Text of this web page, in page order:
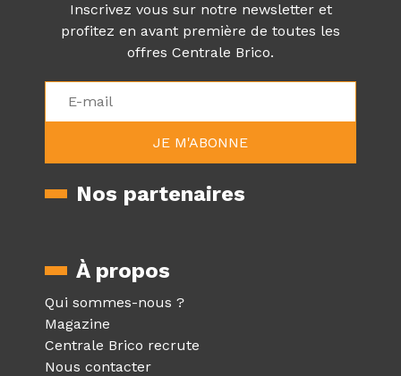
Inscrivez vous sur notre newsletter et
profitez en avant première de toutes les
offres Centrale Brico.
Nos partenaires
À propos
Qui sommes-nous ?
Magazine
Centrale Brico recrute
Nous contacter